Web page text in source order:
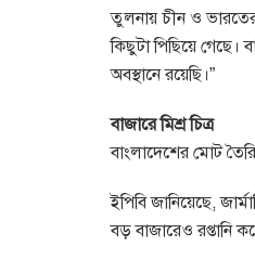
তুলনায় চীন ও
কিছুটা পিছিয়ে
অবস্থানে রয়েছি।”
বাজারে মিশ্র চিত্র
বাংলাদেশের মোট
ইপিবি জানিয়েছে,
বড় বাজারেও রপ্তানি